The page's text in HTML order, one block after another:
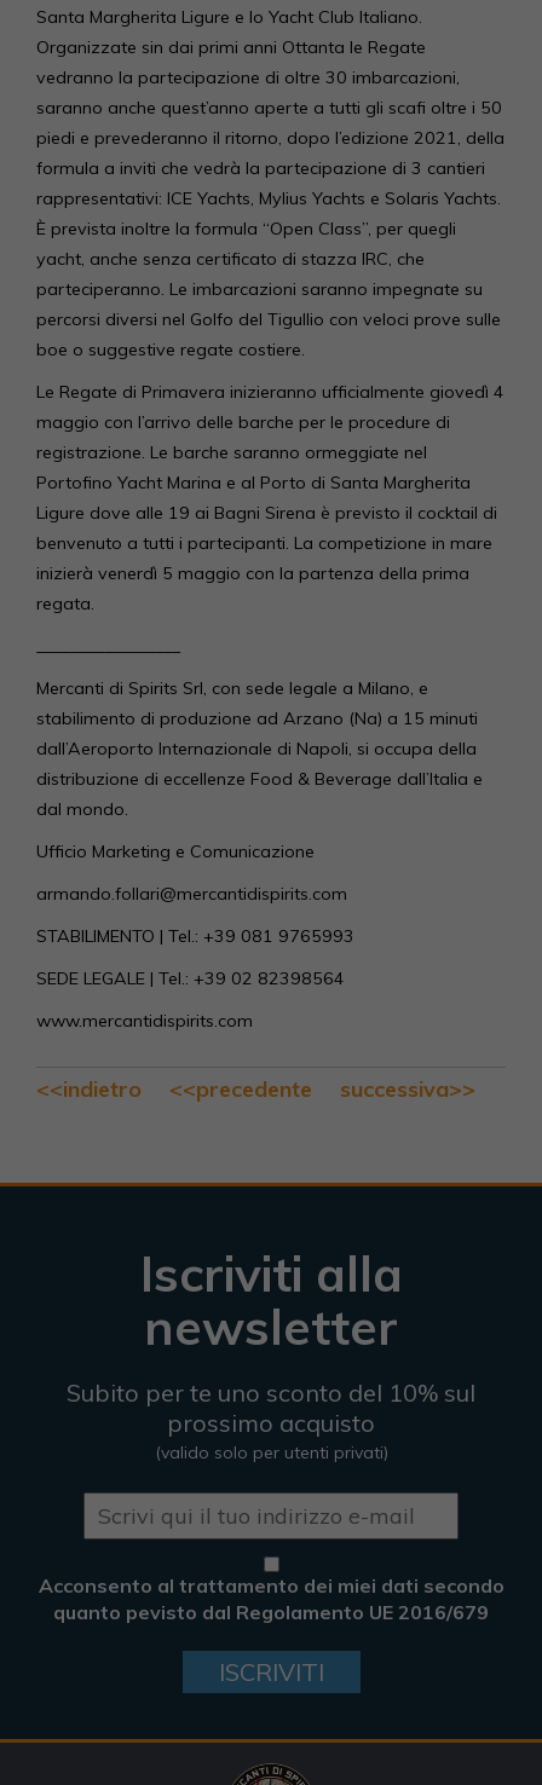
Santa Margherita Ligure e lo Yacht Club Italiano.
Organizzate sin dai primi anni Ottanta le Regate
vedranno la partecipazione di oltre 30 imbarcazioni,
saranno anche quest’anno aperte a tutti gli scafi oltre i 50
piedi e prevederanno il ritorno, dopo l’edizione 2021, della
formula a inviti che vedrà la partecipazione di 3 cantieri
rappresentativi: ICE Yachts, Mylius Yachts e Solaris Yachts.
È prevista inoltre la formula “Open Class”, per quegli
yacht, anche senza certificato di stazza IRC, che
parteciperanno. Le imbarcazioni saranno impegnate su
percorsi diversi nel Golfo del Tigullio con veloci prove sulle
boe o suggestive regate costiere.
Le Regate di Primavera inizieranno ufficialmente giovedì 4
maggio con l’arrivo delle barche per le procedure di
registrazione. Le barche saranno ormeggiate nel
Portofino Yacht Marina e al Porto di Santa Margherita
Ligure dove alle 19 ai Bagni Sirena è previsto il cocktail di
benvenuto a tutti i partecipanti. La competizione in mare
inizierà venerdì 5 maggio con la partenza della prima
regata.
Mercanti di Spirits Srl, con sede legale a Milano, e
stabilimento di produzione ad Arzano (Na) a 15 minuti
dall’Aeroporto Internazionale di Napoli, si occupa della
distribuzione di eccellenze Food & Beverage dall’Italia e
dal mondo.
Ufficio Marketing e Comunicazione
armando.follari@mercantidispirits.com
STABILIMENTO | Tel.: +39 081 9765993
SEDE LEGALE | Tel.: +39 02 82398564
www.mercantidispirits.com
<<indietro <<precedente successiva>>
Iscriviti alla
newsletter
Subito per te uno sconto del 10% sul
prossimo acquisto
(valido solo per utenti privati)
Acconsento al trattamento dei miei dati secondo
quanto pevisto dal Regolamento UE 2016/679
ISCRIVITI